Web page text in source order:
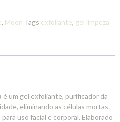
, Moon Tags exfoliante, gel limpeza
é um gel exfoliante, purificador da
eliminando as células mortas.
uso facial e corporal. Elaborado